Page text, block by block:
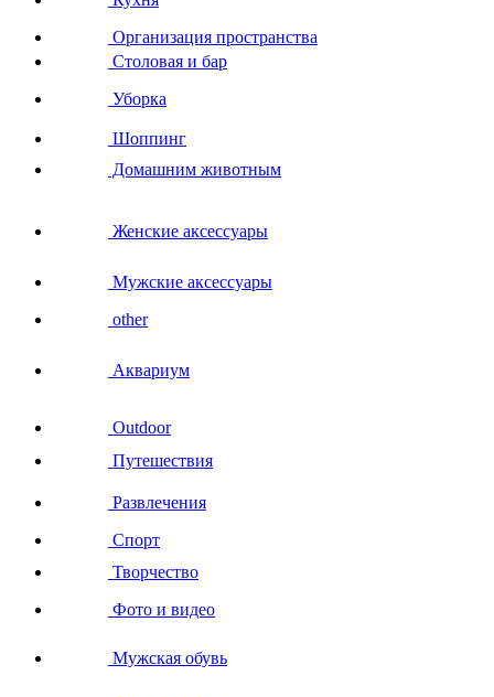
Организация пространства
Столовая и бар
Уборка
Шоппинг
Домашним животным
Женские аксессуары
Мужские аксессуары
other
Аквариум
Outdoor
Путешествия
Развлечения
Спорт
Творчество
Фото и видео
Мужская обувь